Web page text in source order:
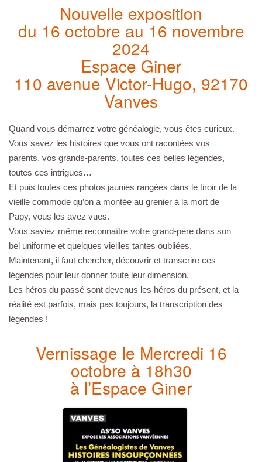
Nouvelle exposition
du 16 octobre au 16 novembre
2024
Espace Giner
110 avenue Victor-Hugo, 92170
Vanves
Quand vous démarrez votre généalogie, vous êtes curieux.
Vous savez les histoires que vous ont racontées vos
parents, vos grands-parents, toutes ces belles légendes,
toutes ces intrigues…
Et puis toutes ces photos jaunies rangées dans le tiroir de la
vieille commode qu’on a montée au grenier à la mort de
Papy, vous les avez vues.
Vous saviez même reconnaître votre grand-père dans son
bel uniforme et quelques vieilles tantes oubliées.
Maintenant, il faut chercher, découvrir et transcrire ces
légendes pour leur donner toute leur dimension.
Les héros du passé sont devenus les héros du présent, et la
réalité est parfois, mais pas toujours, la transcription des
légendes !
Vernissage le Mercredi 16
octobre à 18h30
à l’Espace Giner